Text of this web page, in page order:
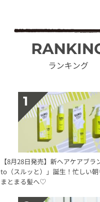
ランキング
【8月28日発売】新ヘアケアブラ
to（スルッと）」誕生！忙しい朝
まとまる髪へ♡